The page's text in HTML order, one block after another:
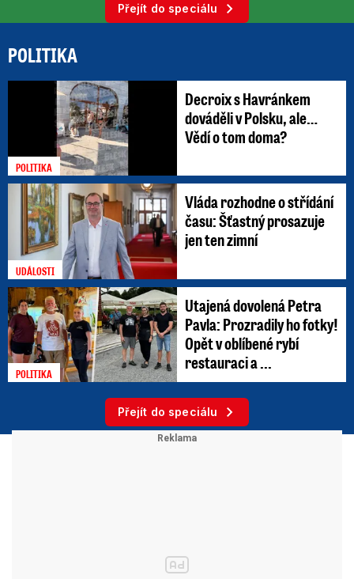
Přejít do speciálu
POLITIKA
POLITIKA
Decroix s Havránkem
dováděli v Polsku, ale…
Vědí o tom doma?
UDÁLOSTI
Vláda rozhodne o střídání
času: Šťastný prosazuje
jen ten zimní
POLITIKA
Utajená dovolená Petra
Pavla: Prozradily ho fotky!
Opět v oblíbené rybí
restauraci a ...
Přejít do speciálu